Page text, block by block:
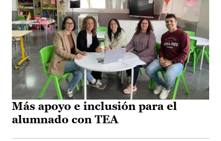
Más apoyo e inclusión para el
alumnado con TEA